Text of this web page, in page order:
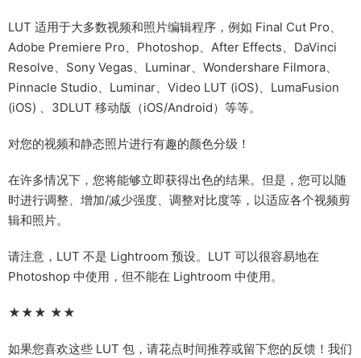
LUT 适用于大多数视频和照片编辑程序，例如 Final Cut Pro、
Adobe Premiere Pro、Photoshop、After Effects、DaVinci
Resolve、Sony Vegas、Luminar、Wondershare Filmora、
Pinnacle Studio、Luminar、Video LUT (iOS)、LumaFusion
(iOS) 、3DLUT 移动版（iOS/Android）等等。
对您的视频和静态照片进行有趣的颜色分级！
在许多情况下，您将能够立即获得出色的结果。但是，您可以随
时进行调整、增加/减少强度、调整对比度等，以适应各个视频剪
辑和照片。
请注意，LUT 不是 Lightroom 预设。LUT 可以很容易地在
Photoshop 中使用，但不能在 Lightroom 中使用。
★★★ ★★
如果您喜欢这些 LUT 包，请花点时间推荐或留下您的反馈！我们